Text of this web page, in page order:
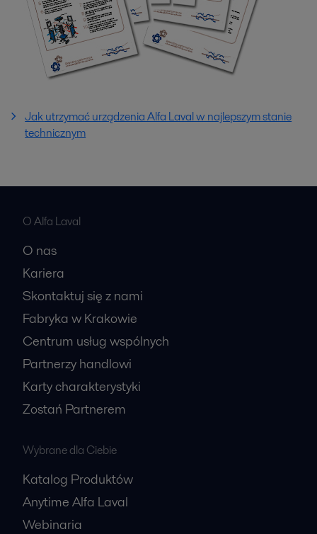
Jak utrzymać urządzenia Alfa Laval w najlepszym stanie
technicznym
O Alfa Laval
O nas
Kariera
Skontaktuj się z nami
Fabryka w Krakowie
Centrum usług wspólnych
Partnerzy handlowi
Karty charakterystyki
Zostań Partnerem
Wybrane dla Ciebie
Katalog Produktów
Anytime Alfa Laval
Webinaria